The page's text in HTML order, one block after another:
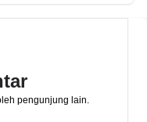
pun dapat Anda
keuntungan
pengunjung lain.